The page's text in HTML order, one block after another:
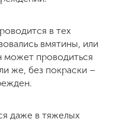
в тех
вмятины, или
может проводиться
же, без покраски –
даже в тяжелых